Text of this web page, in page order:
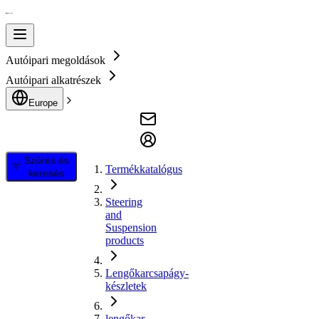
Autóipari megoldások
Autóipari alkatrészek
Europe
Szűrés és
keresés
Termékkatalógus
Steering
and
Suspension
products
Lengőkarcsapágy-
készletek